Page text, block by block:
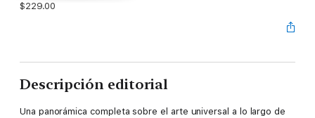
$229.00
Descripción editorial
Una panorámica completa sobre el arte universal a lo largo de